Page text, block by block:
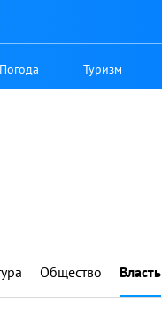
Погода Туризм
Общество Власть